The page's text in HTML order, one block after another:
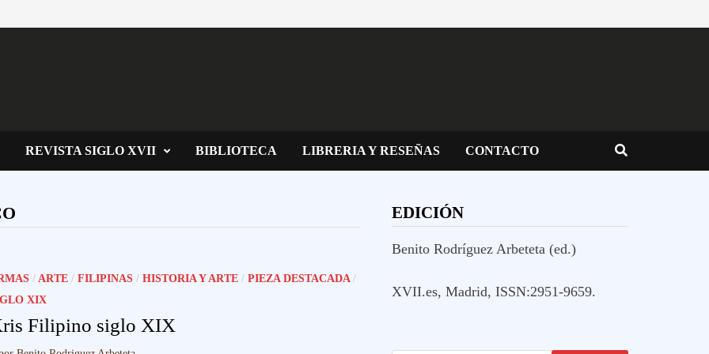
REVISTA SIGLO XVII BIBLIOTECA LIBRERIA Y RESEÑAS CONTACTO
/ ARTE/ FILIPINAS/ HISTORIA Y ARTE/ PIEZA DESTACADA/
XIX
Filipino siglo XIX
EDICIÓN
Benito Rodríguez Arbeteta (ed.)
XVII.es, Madrid, ISSN:2951-9659.